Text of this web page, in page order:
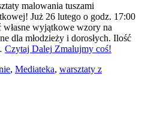
malowania tuszami
Już 26 lutego o godz. 17:00
wyjątkowe wzory na
dla młodzieży i dorosłych. Ilość
Czytaj Dalej Zmalujmy coś!
, Mediateka, warsztaty z